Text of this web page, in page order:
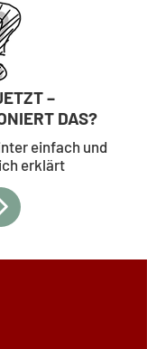
–
DAS?
einfach und
erklärt